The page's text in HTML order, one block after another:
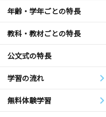
年齢・学年ごとの特長
教科・教材ごとの特長
公文式の特長
学習の流れ
無料体験学習